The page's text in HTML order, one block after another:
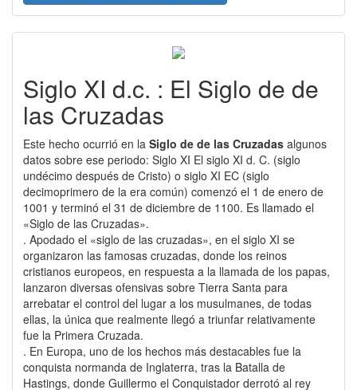
Siglo XI d.c. : El Siglo de de
las Cruzadas
Este hecho ocurrió en la Siglo de de las Cruzadas algunos
datos sobre ese periodo: Siglo XI El siglo XI d. C. (siglo
undécimo después de Cristo) o siglo XI EC (siglo
decimoprimero de la era común) comenzó el 1 de enero de
1001 y terminó el 31 de diciembre de 1100. Es llamado el
«Siglo de las Cruzadas».
. Apodado el «siglo de las cruzadas», en el siglo XI se
organizaron las famosas cruzadas, donde los reinos
cristianos europeos, en respuesta a la llamada de los papas,
lanzaron diversas ofensivas sobre Tierra Santa para
arrebatar el control del lugar a los musulmanes, de todas
ellas, la única que realmente llegó a triunfar relativamente
fue la Primera Cruzada.
. En Europa, uno de los hechos más destacables fue la
conquista normanda de Inglaterra, tras la Batalla de
Hastings, donde Guillermo el Conquistador derrotó al rey